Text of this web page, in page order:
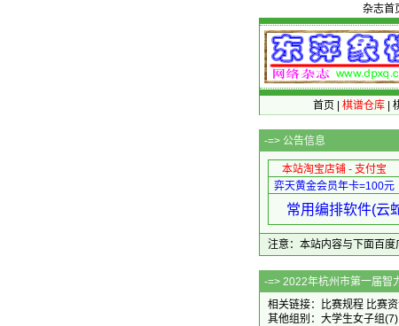
杂志首
首页 棋谱仓库|
-=> 公告信息
本站淘宝店铺 - 支付宝
弈天黄金会员年卡=100元
常用编排软件(云
注意：本站内容与下面百
-=> 2022年杭州市
相关链接：
比赛规程 比赛
其他组别： 大学生女子组(7)